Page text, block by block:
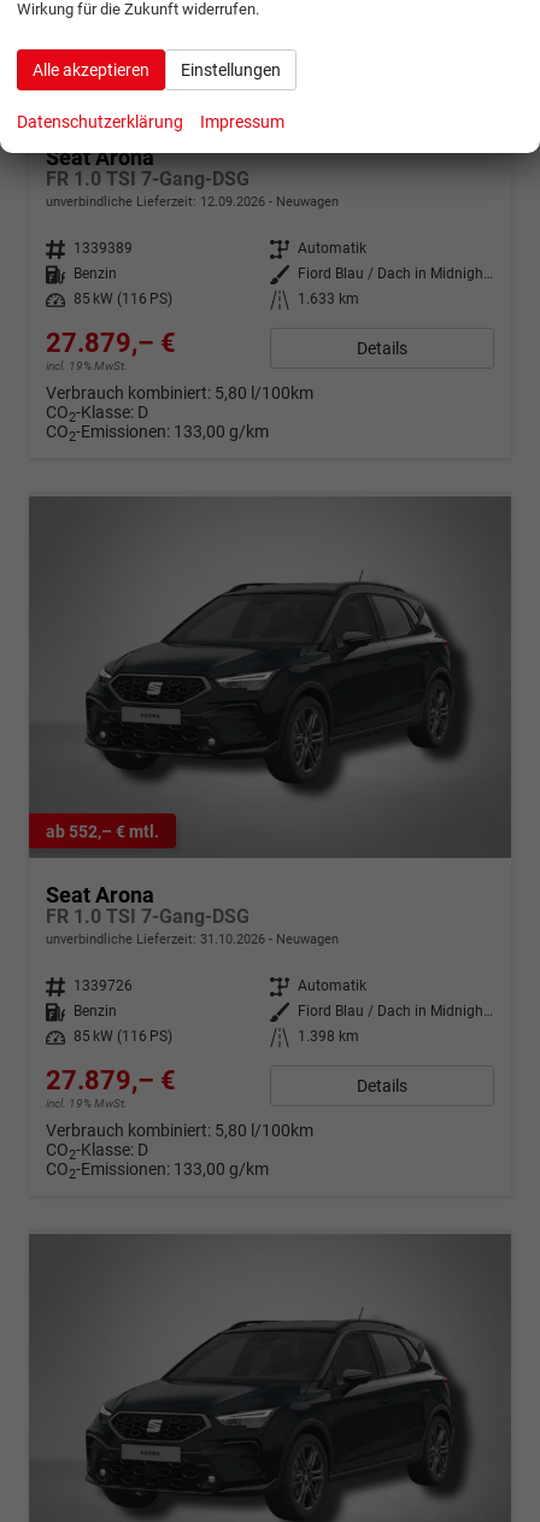
ab 552,– € mtl.
Seat Arona
FR 1.0 TSI 7-Gang-DSG
unverbindliche Lieferzeit: 12.09.2026 Neuwagen
Fahrzeugnr. 1339389 Getriebe Automatik
Kraftstoff
Benzin Außenfarbe
Fiord Blau / Dach in Midnight Schwarz Metallic
Leistung
85 kW (116 PS) Kilometerstand 1.633 km
27.879,– €
incl. 19% MwSt.
Details
Verbrauch kombiniert: 5,80 l/100km
CO2-Klasse: D
CO2-Emissionen: 133,00 g/km
ab 552,– € mtl.
Seat Arona
FR 1.0 TSI 7-Gang-DSG
unverbindliche Lieferzeit: 31.10.2026 Neuwagen
Fahrzeugnr. 1339726 Getriebe Automatik
Kraftstoff
Benzin Außenfarbe
Fiord Blau / Dach in Midnight Schwarz Metallic
Leistung
85 kW (116 PS) Kilometerstand 1.398 km
27.879,– €
incl. 19% MwSt.
Details
Verbrauch kombiniert: 5,80 l/100km
CO2-Klasse: D
CO2-Emissionen: 133,00 g/km
Wirkung für die Zukunft widerrufen.
Alle akzeptieren Einstellungen
Datenschutzerklärung Impressum